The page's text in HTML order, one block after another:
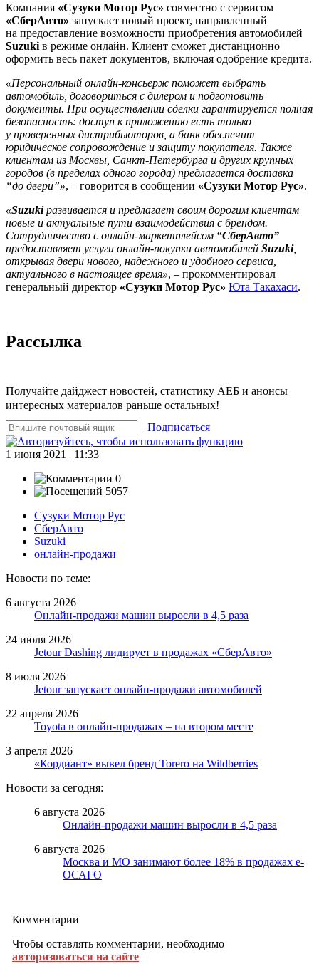
Компания «Сузуки Мотор Рус» совместно с сервисом
«СберАвто» запускает новый проект, направленный
на предоставление возможности приобретения автомобилей
Suzuki в режиме онлайн. Клиент сможет дистанционно
оформить весь пакет документов, включая одобрение кредита.
«Персональный онлайн-консьерж поможет выбрать
автомобиль, договориться с дилером и подготовить
документы. При осуществлении сделки гарантируется полная
безопасность: доступ к приложению есть только
у проверенных дистрибьюторов, а банк обеспечит
юридическое сопровождение и защиту покупателя. Также
клиентам из Москвы, Санкт-Петербурга и других крупных
городов (в пределах одного города) предлагается доставка
“до двери”», – говорится в сообщении «Сузуки Мотор Рус».
«Suzukiразвивается и предлагает своим дорогим клиентам
новые и актуальные пути взаимодействия с брендом.
Сотрудничество с онлайн-маркетплейсом “СберАвто”
предоставляет услуги онлайн-покупки автомобилей Suzuki,
открывая двери нового, надежного и удобного сервиса,
актуального в настоящее время», – прокомментировал
генеральный директор «Сузуки Мотор Рус» Юта Такахаси.
Рассылка
Получайте дайджест новостей, статистику АЕБ и анонсы
интересных материалов раньше остальных!
Подписаться
1 июня 2021 | 11:33
0
5057
Сузуки Мотор Рус
СберАвто
Suzuki
онлайн-продажи
Новости по теме:
6 августа 2026
Онлайн-продажи машин выросли в 4,5 раза
24 июля 2026
Jetour Dashing лидирует в продажах «СберАвто»
8 июля 2026
Jetour запускает онлайн-продажи автомобилей
22 апреля 2026
Toyota в онлайн-продажах – на втором месте
3 апреля 2026
«Кордиант» вывел бренд Torero на Wildberries
Новости за сегодня:
6 августа 2026
Онлайн-продажи машин выросли в 4,5 раза
6 августа 2026
Москва и МО занимают более 18% в продажах е-
ОСАГО
Комментарии
Чтобы оставлять комментарии, необходимо
авторизоваться на сайте